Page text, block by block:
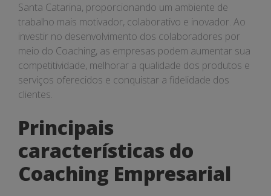
Santa Catarina, proporcionando um ambiente de
trabalho mais motivador, colaborativo e inovador. Ao
investir no desenvolvimento dos colaboradores por
meio do Coaching, as empresas podem aumentar sua
competitividade, melhorar a qualidade dos produtos e
serviços oferecidos e conquistar a fidelidade dos
clientes.
Principais
características do
Coaching Empresarial